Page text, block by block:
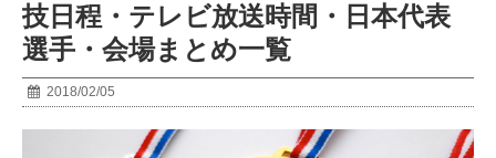
技日程・テレビ放送時間・日本代表
選手・会場まとめ一覧
2018/02/05